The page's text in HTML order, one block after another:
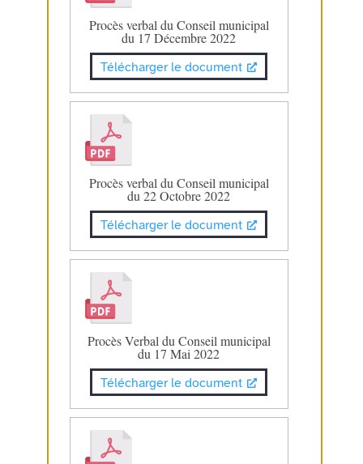
Procès verbal du Conseil municipal
du 17 Décembre 2022
Télécharger le document
Procès verbal du Conseil municipal
du 22 Octobre 2022
Télécharger le document
Procès Verbal du Conseil municipal
du 17 Mai 2022
Télécharger le document